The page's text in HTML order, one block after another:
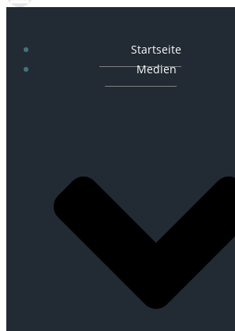
Startseite
Medien